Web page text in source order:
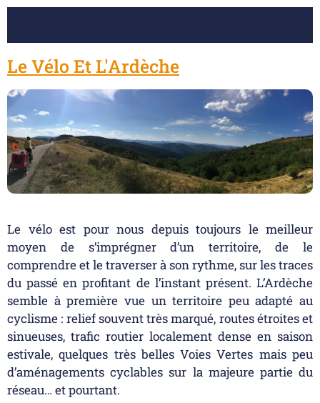
Le Vélo Et L'Ardèche
Le vélo est pour nous depuis toujours le meilleur
moyen de s’imprégner d’un territoire, de le
comprendre et le traverser à son rythme, sur les traces
du passé en profitant de l’instant présent. L’Ardèche
semble à première vue un territoire peu adapté au
cyclisme : relief souvent très marqué, routes étroites et
sinueuses, trafic routier localement dense en saison
estivale, quelques très belles Voies Vertes mais peu
d’aménagements cyclables sur la majeure partie du
réseau… et pourtant.